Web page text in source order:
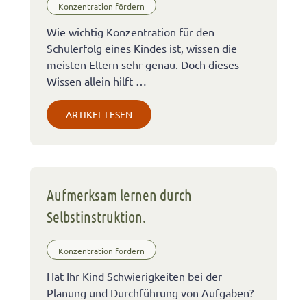
Konzentration fördern
Wie wichtig Konzentration für den
Schulerfolg eines Kindes ist, wissen die
meisten Eltern sehr genau. Doch dieses
Wissen allein hilft …
ARTIKEL LESEN
Aufmerksam lernen durch
Selbstinstruktion.
Konzentration fördern
Hat Ihr Kind Schwierigkeiten bei der
Planung und Durchführung von Aufgaben?